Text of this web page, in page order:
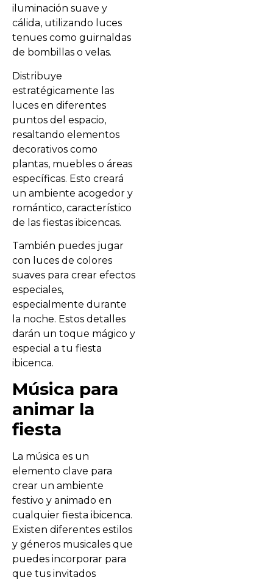
iluminación suave y
cálida, utilizando luces
tenues como guirnaldas
de bombillas o velas.
Distribuye
estratégicamente las
luces en diferentes
puntos del espacio,
resaltando elementos
decorativos como
plantas, muebles o áreas
específicas. Esto creará
un ambiente acogedor y
romántico, característico
de las fiestas ibicencas.
También puedes jugar
con luces de colores
suaves para crear efectos
especiales,
especialmente durante
la noche. Estos detalles
darán un toque mágico y
especial a tu fiesta
ibicenca.
Música para
animar la
fiesta
La música es un
elemento clave para
crear un ambiente
festivo y animado en
cualquier fiesta ibicenca.
Existen diferentes estilos
y géneros musicales que
puedes incorporar para
que tus invitados